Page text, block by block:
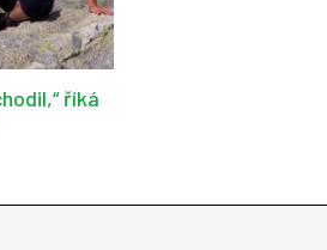
říká